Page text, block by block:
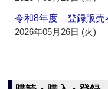
令和8年度 登録販
2026年05月26日 (火)